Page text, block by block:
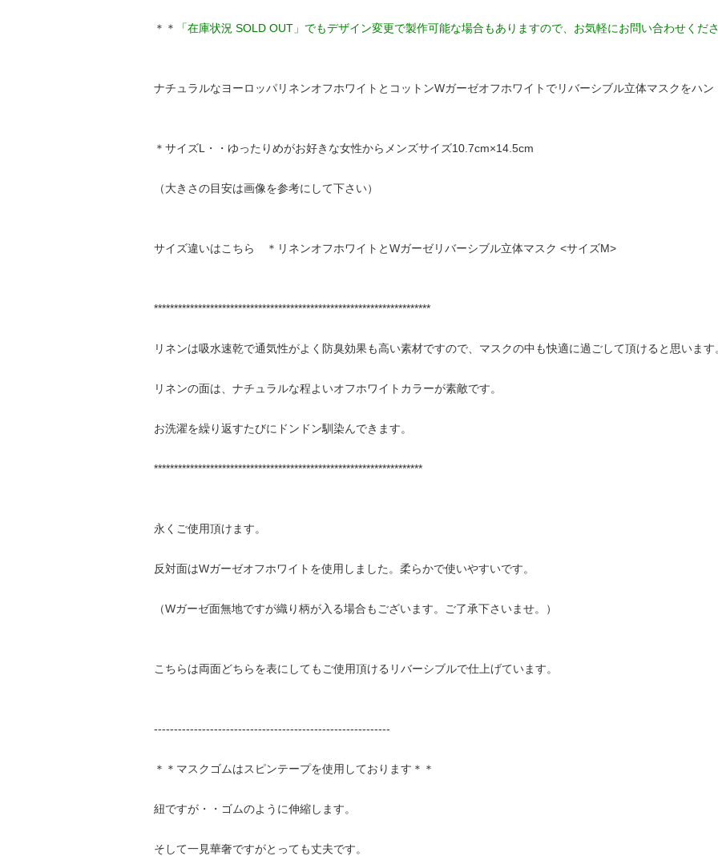
＊＊ 「在庫状況 SOLD OUT」でもデザイン変更で製作可能な場合もありますので、お気軽にお問い合わせくだ
ナチュラルなヨーロッパリネンオフホワイトとコットンWガーゼオフホワイトでリバーシブル立体マスクをハ
＊サイズL・・ゆったりめがお好きな女性からメンズサイズ10.7cm×14.5cm
（大きさの目安は画像を参考にして下さい）
サイズ違いはこちら ＊ リネンオフホワイトとWガーゼリバーシブル立体マスク <サイズM>
*********************************************************************
リネンは吸水速乾で通気性がよく防臭効果も高い素材ですので、マスクの中も快適に過ごして頂けると思います
リネンの面は、ナチュラルな程よいオフホワイトカラーが素敵です。
お洗濯を繰り返すたびにドンドン馴染んできます。
*******************************************************************
永くご使用頂けます。
反対面はWガーゼオフホワイトを使用しました。柔らかで使いやすいです。
（Wガーゼ面無地ですが織り柄が入る場合もございます。ご了承下さいませ。）
こちらは両面どちらを表にしてもご使用頂けるリバーシブルで仕上げています。
-----------------------------------------------------------
＊＊マスクゴムはスピンテープを使用しております＊＊
紐ですが・・ゴムのように伸縮します。
そして一見華奢ですがとっても丈夫です。